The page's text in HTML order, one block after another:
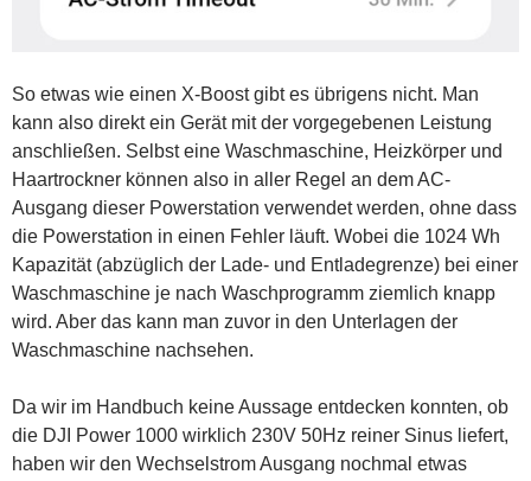
So etwas wie einen X-Boost gibt es übrigens nicht. Man
kann also direkt ein Gerät mit der vorgegebenen Leistung
anschließen. Selbst eine Waschmaschine, Heizkörper und
Haartrockner können also in aller Regel an dem AC-
Ausgang dieser Powerstation verwendet werden, ohne dass
die Powerstation in einen Fehler läuft. Wobei die 1024 Wh
Kapazität (abzüglich der Lade- und Entladegrenze) bei einer
Waschmaschine je nach Waschprogramm ziemlich knapp
wird. Aber das kann man zuvor in den Unterlagen der
Waschmaschine nachsehen.
Da wir im Handbuch keine Aussage entdecken konnten, ob
die DJI Power 1000 wirklich 230V 50Hz reiner Sinus liefert,
haben wir den Wechselstrom Ausgang nochmal etwas